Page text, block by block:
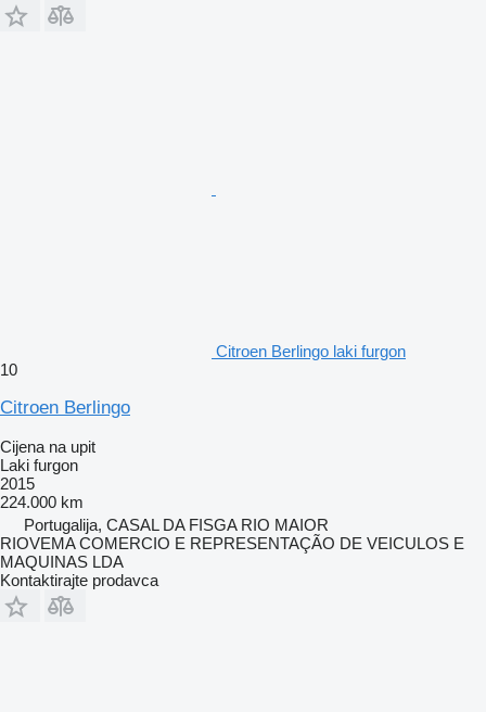
Citroen Berlingo laki furgon
10
Citroen Berlingo
Cijena na upit
Laki furgon
2015
224.000 km
Portugalija, CASAL DA FISGA RIO MAIOR
RIOVEMA COMERCIO E REPRESENTAÇÃO DE VEICULOS E
MAQUINAS LDA
Kontaktirajte prodavca